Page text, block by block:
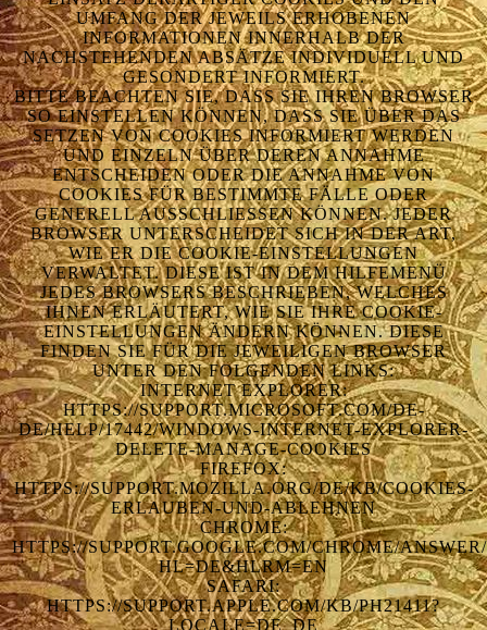
UMFANG DER JEWEILS ERHOBENEN
INFORMATIONEN INNERHALB DER
NACHSTEHENDEN ABSÄTZE INDIVIDUELL UND
GESONDERT INFORMIERT.
BITTE BEACHTEN SIE, DASS SIE IHREN BROWSER
SO EINSTELLEN KÖNNEN, DASS SIE ÜBER DAS
SETZEN VON COOKIES INFORMIERT WERDEN
UND EINZELN ÜBER DEREN ANNAHME
ENTSCHEIDEN ODER DIE ANNAHME VON
COOKIES FÜR BESTIMMTE FÄLLE ODER
GENERELL AUSSCHLIESSEN KÖNNEN. JEDER B
ROWSER UNTERSCHEIDET SICH IN DER ART, W
IE ER DIE COOKIE-EINSTELLUNGEN V
ERWALTET. DIESE IST IN DEM HILFEMENÜ J
EDES BROWSERS BESCHRIEBEN, WELCHES I
HNEN ERLÄUTERT, WIE SIE IHRE COOKIE-E
INSTELLUNGEN ÄNDERN KÖNNEN. DIESE F
INDEN SIE FÜR DIE JEWEILIGEN BROWSER U
NTER DEN FOLGENDEN LINKS:
INTERNET EXPLORER:
HTTPS://SUPPORT.MICROSOFT.COM/DE-
DE/HELP/17442/WINDOWS-INTERNET-EXPLORER-
DELETE-MANAGE-COOKIES
FIREFOX:
HTTPS://SUPPORT.MOZILLA.ORG/DE/KB/COOKIES-
ERLAUBEN-UND-ABLEHNEN
CHROME:
HTTPS://SUPPORT.GOOGLE.COM/CHROME/
HL=DE&HLRM=EN
SAFARI:
HTTPS://SUPPORT.APPLE.COM/KB/PH21411?
LOCALE=DE_DE